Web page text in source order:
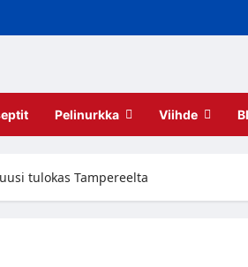
Pelinurkka Viihde
tulokas Tampereelta